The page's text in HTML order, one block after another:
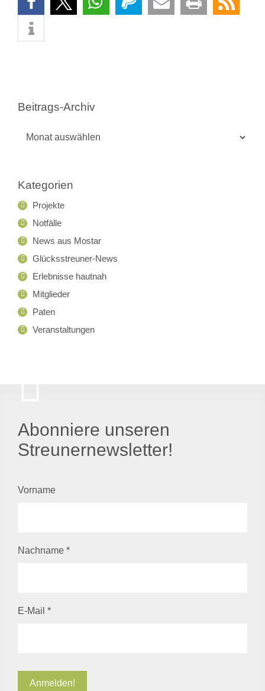
Beitrags-Archiv
Kategorien
Projekte
Notfälle
News aus Mostar
Glücksstreuner-News
Erlebnisse hautnah
Mitglieder
Paten
Veranstaltungen
Abonniere unseren
Streunernewsletter!
Vorname
Nachname *
E-Mail *